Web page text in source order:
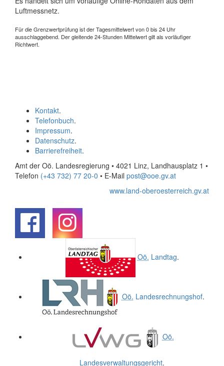
Luftmessnetz.
Für die Grenzwertprüfung ist der Tagesmittelwert von 0 bis 24 Uhr
ausschlaggebend. Der gleitende 24-Stunden Mittelwert gilt als vorläufiger
Richtwert.
Kontakt.
Telefonbuch.
Impressum.
Datenschutz.
Barrierefreiheit.
Amt der Oö. Landesregierung • 4021 Linz, Landhausplatz 1 •
Telefon (+43 732) 77 20-0 • E-Mail post@ooe.gv.at
www.land-oberoesterreich.gv.at
Oö. Landtag.
Oö. Landesrechnungshof.
Oö.
Landesverwaltungsgericht.